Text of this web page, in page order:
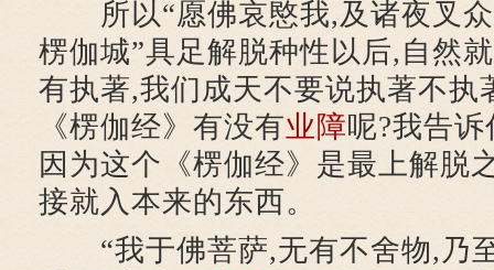
所以“愿佛哀愍我,及诸夜叉
楞伽城”具足解脱种性以后,自然就
有执著,我们成天不要说执著不执
《楞伽经》有没有业障呢?我告
因为这个《楞伽经》是最上解脱
接就入本来的东西。
“我于佛菩萨,无有不舍物,乃